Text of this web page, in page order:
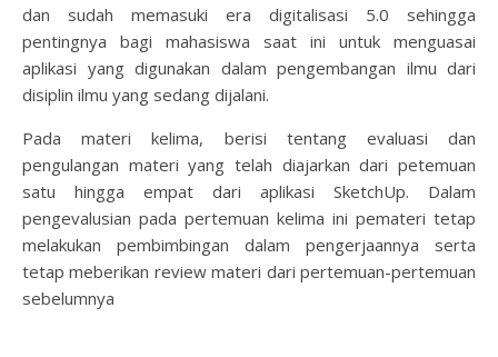
dan sudah memasuki era digitalisasi 5.0 sehingga
pentingnya bagi mahasiswa saat ini untuk menguasai
aplikasi yang digunakan dalam pengembangan ilmu dari
disiplin ilmu yang sedang dijalani.
Pada materi kelima, berisi tentang evaluasi dan
pengulangan materi yang telah diajarkan dari petemuan
satu hingga empat dari aplikasi SketchUp. Dalam
pengevalusian pada pertemuan kelima ini pemateri tetap
melakukan pembimbingan dalam pengerjaannya serta
tetap meberikan review materi dari pertemuan-pertemuan
sebelumnya